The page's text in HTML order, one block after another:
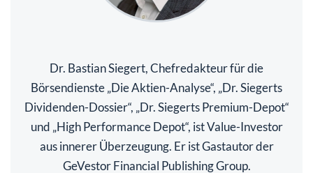
Dr. Bastian Siegert, Chefredakteur für die
Börsendienste „Die Aktien-Analyse“, „Dr. Siegerts
Dividenden-Dossier“, „Dr. Siegerts Premium-Depot“
und „High Performance Depot“, ist Value-Investor
aus innerer Überzeugung. Er ist Gastautor der
GeVestor Financial Publishing Group.